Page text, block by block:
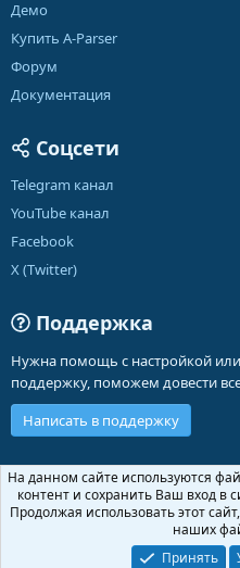
Демо
Купить A-Parser
Форум
Документация
Соцсети
Telegram канал
YouTube канал
Facebook
X (Twitter)
Поддержка
Нужна помощь с настройкой
поддержку, поможем довести
Написать в поддержку
Russian (RU)
Обратная связь
Условия и
Политика конфиденциальности
Community platform by XenForo ® ©
На данном сайте используются
контент и сохранить Ваш вход в
Продолжая использовать этот
наших
Принять